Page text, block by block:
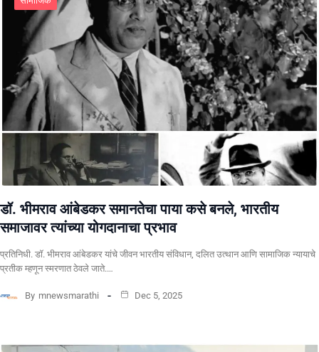
डॉ. भीमराव आंबेडकर समानतेचा पाया कसे बनले, भारतीय
समाजावर त्यांच्या योगदानाचा प्रभाव
प्रतिनिधी. ​डॉ. भीमराव आंबेडकर यांचे जीवन भारतीय संविधान, दलित उत्थान आणि सामाजिक न्यायाचे
प्रतीक म्हणून स्मरणात ठेवले जाते.…
By mnewsmarathi Dec 5, 2025